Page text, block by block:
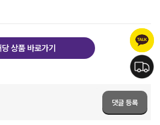
당 상품 바로가기
댓글 등록